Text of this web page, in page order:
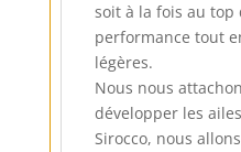
soit à la fois au top
performance tout
légères.
Nous nous
développer les
Sirocco, nous